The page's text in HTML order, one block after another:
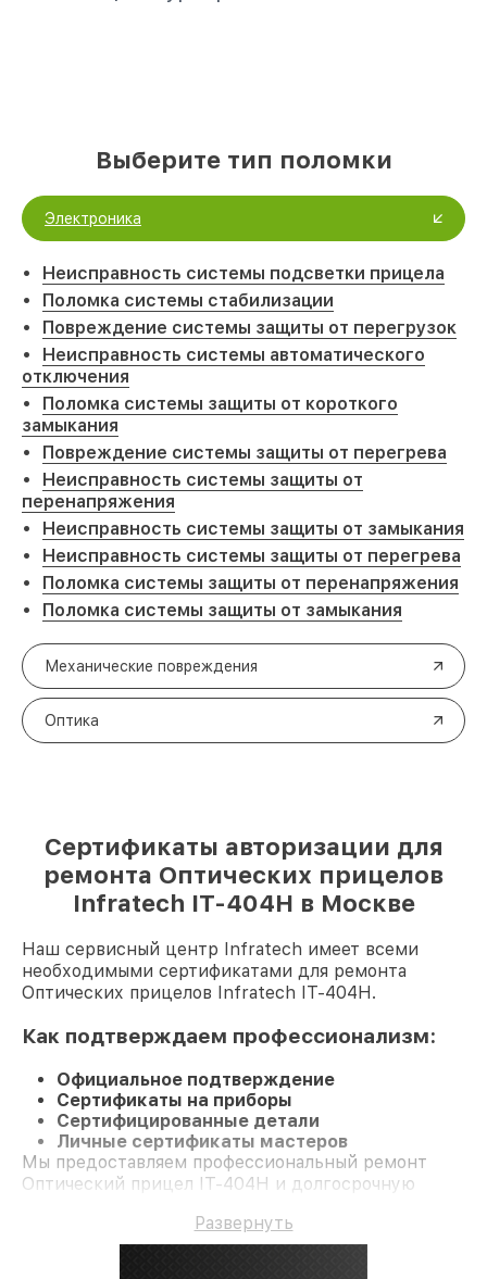
Выберите тип поломки
Электроника
Неисправность системы подсветки прицела
Поломка системы стабилизации
Повреждение системы защиты от перегрузок
Неисправность системы автоматического
отключения
Поломка системы защиты от короткого
замыкания
Повреждение системы защиты от перегрева
Неисправность системы защиты от
перенапряжения
Неисправность системы защиты от замыкания
Неисправность системы защиты от перегрева
Поломка системы защиты от перенапряжения
Поломка системы защиты от замыкания
Механические повреждения
Оптика
Сертификаты авторизации для
ремонта Оптических прицелов
Infratech IT-404H в Москве
Наш сервисный центр Infratech имеет всеми
необходимыми сертификатами для ремонта
Оптических прицелов Infratech IT-404H.
Как подтверждаем профессионализм:
Официальное подтверждение
Сертификаты на приборы
Сертифицированные детали
Личные сертификаты мастеров
Мы предоставляем профессиональный ремонт
Оптический прицел IT-404H и долгосрочную
Развернуть